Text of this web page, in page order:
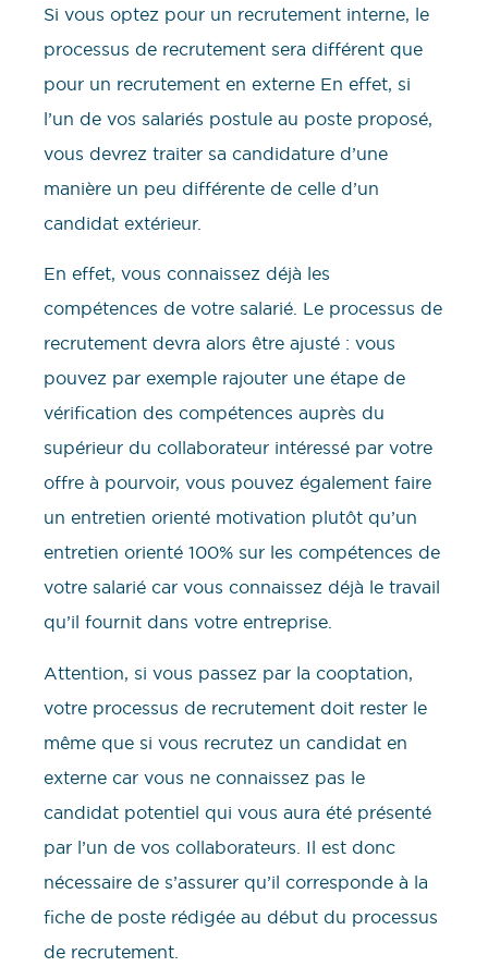
Si vous optez pour un recrutement interne, le
processus de recrutement sera différent que
pour un recrutement en externe En effet, si
l’un de vos salariés postule au poste proposé,
vous devrez traiter sa candidature d’une
manière un peu différente de celle d’un
candidat extérieur.
En effet, vous connaissez déjà les
compétences de votre salarié. Le processus de
recrutement devra alors être ajusté : vous
pouvez par exemple rajouter une étape de
vérification des compétences auprès du
supérieur du collaborateur intéressé par votre
offre à pourvoir, vous pouvez également faire
un entretien orienté motivation plutôt qu’un
entretien orienté 100% sur les compétences de
votre salarié car vous connaissez déjà le travail
qu’il fournit dans votre entreprise.
Attention, si vous passez par la cooptation,
votre processus de recrutement doit rester le
même que si vous recrutez un candidat en
externe car vous ne connaissez pas le
candidat potentiel qui vous aura été présenté
par l’un de vos collaborateurs. Il est donc
nécessaire de s’assurer qu’il corresponde à la
fiche de poste rédigée au début du processus
de recrutement.